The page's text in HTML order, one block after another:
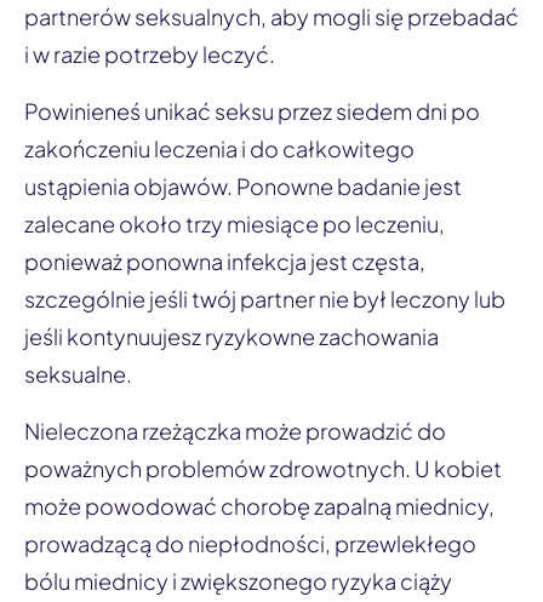
partnerów seksualnych, aby mogli się przebadać
i w razie potrzeby leczyć.
Powinieneś unikać seksu przez siedem dni po
zakończeniu leczenia i do całkowitego
ustąpienia objawów. Ponowne badanie jest
zalecane około trzy miesiące po leczeniu,
ponieważ ponowna infekcja jest częsta,
szczególnie jeśli twój partner nie był leczony lub
jeśli kontynuujesz ryzykowne zachowania
seksualne.
Nieleczona rzeżączka może prowadzić do
poważnych problemów zdrowotnych. U kobiet
może powodować chorobę zapalną miednicy,
prowadzącą do niepłodności, przewlekłego
bólu miednicy i zwiększonego ryzyka ciąży